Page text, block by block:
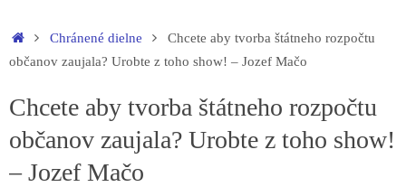
HomeChránené dielne
Chcete aby tvorba štátneho rozpočtu
občanov zaujala? Urobte z toho show! – Jozef Mačo
Chcete aby tvorba štátneho rozpočtu
občanov zaujala? Urobte z toho show!
– Jozef Mačo